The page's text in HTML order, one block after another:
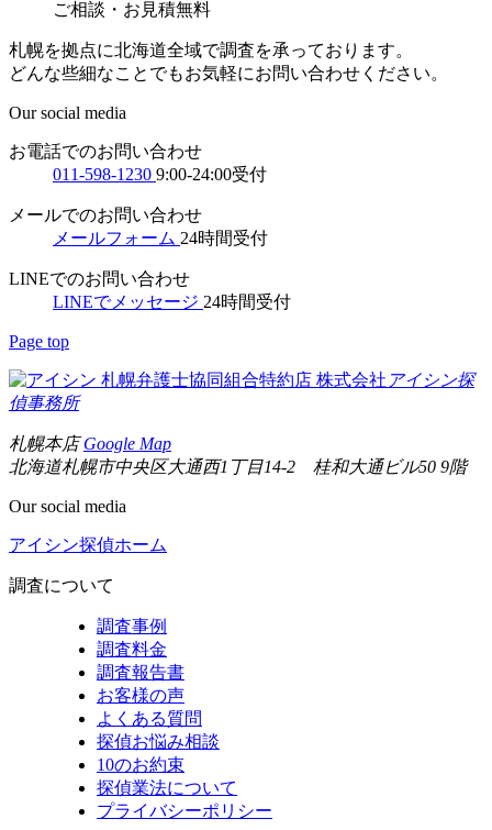
ご相談 ・ お見積無料
札幌を拠点に北海道全域で調査を承っております。
どんな些細なことでもお気軽にお問い合わせください。
Our social media
お電話でのお問い合わせ
011-598-1230 9:00-24:00受付
メールでのお問い合わせ
メールフォーム 24時間受付
LINEでのお問い合わせ
LINEでメッセージ 24時間受付
Page top
札幌弁護士協同組合特約店 株式会社 アイシン探
偵事務所
札幌本店Google Map
北海道札幌市中央区大通西1丁目14-2 桂和大通ビル50 9階
Our social media
アイシン探偵ホーム
調査について
調査事例
調査料金
調査報告書
お客様の声
よくある質問
探偵お悩み相談
10のお約束
探偵業法について
プライバシーポリシー